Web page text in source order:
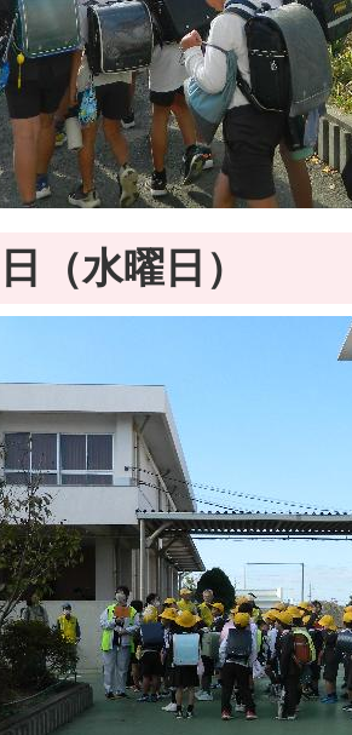
（水曜日）